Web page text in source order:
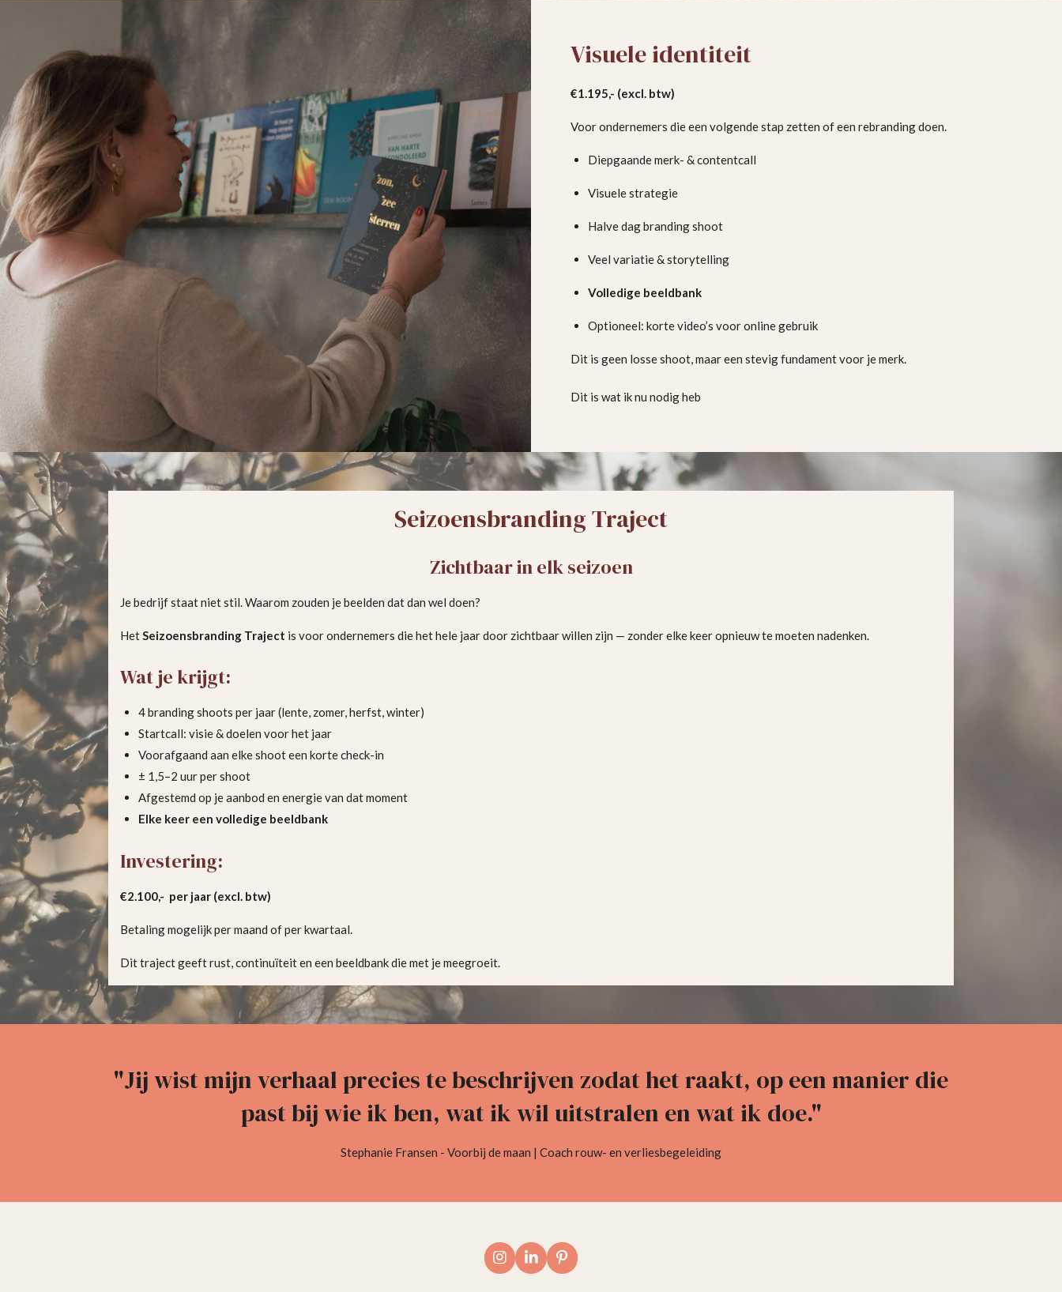
Visuele identiteit
€1.195,- (excl. btw)
Voor ondernemers die een volgende stap zetten of een rebranding doen.
Diepgaande merk- & contentcall
Visuele strategie
Halve dag branding shoot
Veel variatie & storytelling
Volledige beeldbank
Optioneel: korte video’s voor online gebruik
Dit is geen losse shoot, maar een stevig fundament voor je merk.
Dit is wat ik nu nodig heb
Seizoensbranding Traject
Zichtbaar in elk seizoen
Je bedrijf staat niet stil. Waarom zouden je beelden dat dan wel doen?
HetSeizoensbranding Traject is voor ondernemers die het hele jaar door zichtbaar willen zijn — zonder elke keer opnieuw te moeten nadenken.
Wat je krijgt:
4 branding shoots per jaar (lente, zomer, herfst, winter)
Startcall: visie & doelen voor het jaar
Voorafgaand aan elke shoot een korte check-in
± 1,5–2 uur per shoot
Afgestemd op je aanbod en energie van dat moment
Elke keer een volledige beeldbank
Investering:
€2.100,- per jaar (excl. btw)
Betaling mogelijk per maand of per kwartaal.
Dit traject geeft rust, continuïteit en een beeldbank die met je meegroeit.
"Jij wist mijn verhaal precies te beschrijven zodat het raakt, op een manier die
past bij wie ik ben, wat ik wil uitstralen en wat ik doe."
Stephanie Fransen - Voorbij de maan | Coach rouw- en verliesbegeleiding
I
n
L
i
P
i